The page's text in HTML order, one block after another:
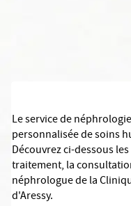
Le service de
personnalisée de soins
Découvrez ci-dessous
traitement, la
néphrologue de la
d'Aressy.